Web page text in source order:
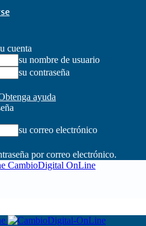
cuenta
su nombre de usuario
su contraseña
ayuda
su correo electrónico
por correo electrónico.
CambioDigital OnLine